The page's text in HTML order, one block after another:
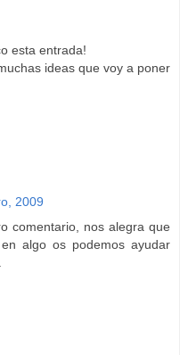
esta entrada!
ideas que voy a poner
2009
comentario, nos alegra que
algo os podemos ayudar